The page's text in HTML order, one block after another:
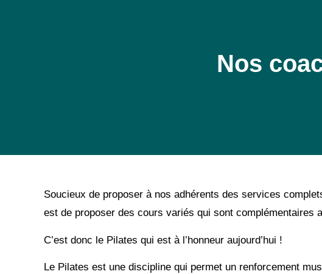
Nos
Soucieux de proposer à nos adhérents des services
est de proposer des cours variés qui sont complémentaires
C’est donc le Pilates qui est à l’honneur aujourd’hui !
Le Pilates est une discipline qui permet un renforcement